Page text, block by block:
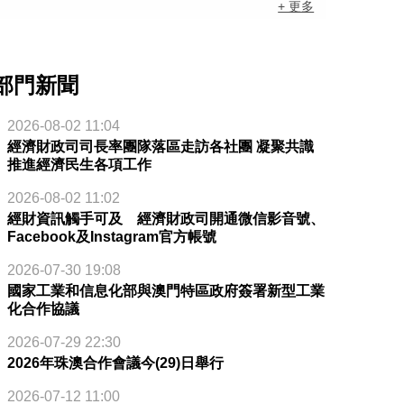
+ 更多
門新聞
2026-08-02 11:04
經濟財政司司長率團隊落區走訪各社團 凝聚共識
推進經濟民生各項工作
2026-08-02 11:02
經財資訊觸手可及 經濟財政司開通微信影音號、
Facebook及Instagram官方帳號
2026-07-30 19:08
國家工業和信息化部與澳門特區政府簽署新型工業
化合作協議
2026-07-29 22:30
2026年珠澳合作會議今(29)日舉行
2026-07-12 11:00